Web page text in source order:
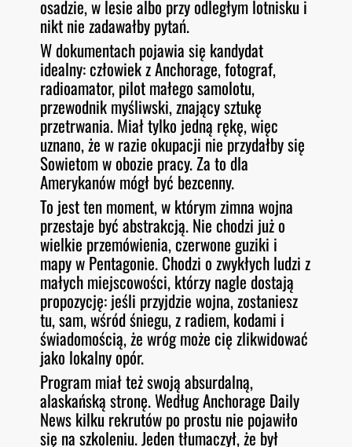
osadzie, w lesie albo przy odległym lotnisku i
nikt nie zadawałby pytań.
W dokumentach pojawia się kandydat
idealny: człowiek z Anchorage, fotograf,
radioamator, pilot małego samolotu,
przewodnik myśliwski, znający sztukę
przetrwania. Miał tylko jedną rękę, więc
uznano, że w razie okupacji nie przydałby się
Sowietom w obozie pracy. Za to dla
Amerykanów mógł być bezcenny.
To jest ten moment, w którym zimna wojna
przestaje być abstrakcją. Nie chodzi już o
wielkie przemówienia, czerwone guziki i
mapy w Pentagonie. Chodzi o zwykłych ludzi z
małych miejscowości, którzy nagle dostają
propozycję: jeśli przyjdzie wojna, zostaniesz
tu, sam, wśród śniegu, z radiem, kodami i
świadomością, że wróg może cię zlikwidować
jako lokalny opór.
Program miał też swoją absurdalną,
alaskańską stronę. Według Anchorage Daily
News kilku rekrutów po prostu nie pojawiło
się na szkoleniu. Jeden tłumaczył, że był